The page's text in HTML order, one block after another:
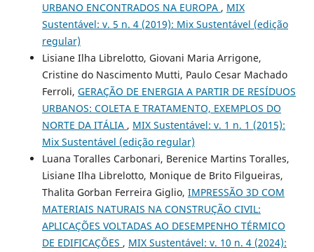
URBANO ENCONTRADOS NA EUROPA , MIX
Sustentável: v. 5 n. 4 (2019): Mix Sustentável (edição
regular)
Lisiane Ilha Librelotto, Giovani Maria Arrigone,
Cristine do Nascimento Mutti, Paulo Cesar Machado
Ferroli, GERAÇÃO DE ENERGIA A PARTIR DE RESÍDUOS
URBANOS: COLETA E TRATAMENTO, EXEMPLOS DO
NORTE DA ITÁLIA , MIX Sustentável: v. 1 n. 1 (2015):
Mix Sustentável (edição regular)
Luana Toralles Carbonari, Berenice Martins Toralles,
Lisiane Ilha Librelotto, Monique de Brito Filgueiras,
Thalita Gorban Ferreira Giglio, IMPRESSÃO 3D COM
MATERIAIS NATURAIS NA CONSTRUÇÃO CIVIL:
APLICAÇÕES VOLTADAS AO DESEMPENHO TÉRMICO
DE EDIFICAÇÕES , MIX Sustentável: v. 10 n. 4 (2024):